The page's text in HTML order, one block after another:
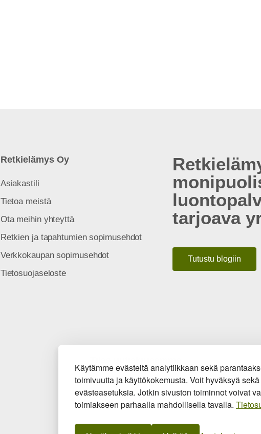
Käytämme evästeitä analytiikkaan sekä
toimivuutta ja käyttökokemusta. Voit hyväksyä
evästeasetuksia. Jotkin sivuston toiminnot voivat
toimiakseen parhaalla mahdollisella tavalla.
Retkielämys Oy
Asiakastili
Tietoa meistä
Ota meihin yhteyttä
Retkien ja tapahtumien sopimusehdot
Verkkokaupan sopimusehdot
Tietosuojaseloste
tarjoava
Tutustu blogiin
Hyväksyn verkkokaupan sopimusehdotja